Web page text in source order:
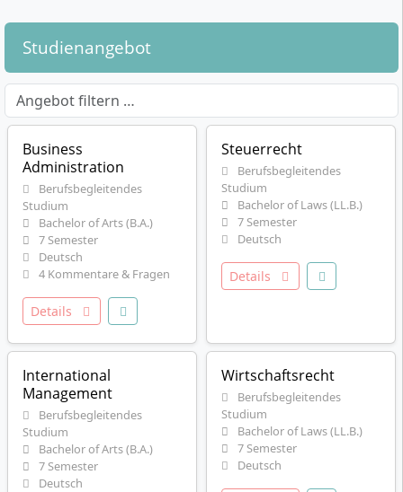
Studienangebot
Business
Administration
Berufsbegleitendes
Studium
Bachelor of Arts (B.A.)
7 Semester
Deutsch
4 Kommentare & Fragen
Details
Steuerrecht
Berufsbegleitendes
Studium
Bachelor of Laws (LL.B.)
7 Semester
Deutsch
Details
International
Management
Berufsbegleitendes
Studium
Bachelor of Arts (B.A.)
7 Semester
Deutsch
Wirtschaftsrecht
Berufsbegleitendes
Studium
Bachelor of Laws (LL.B.)
7 Semester
Deutsch